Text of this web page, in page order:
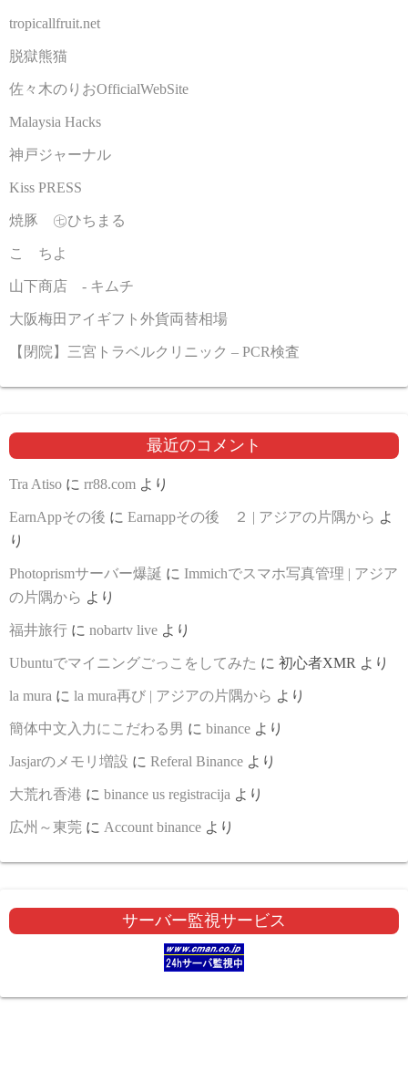
tropicallfruit.net
脱獄熊猫
佐々木のりおOfficialWebSite
Malaysia Hacks
神戸ジャーナル
Kiss PRESS
焼豚 ㊆ひちまる
こゝちよ
山下商店 - キムチ
大阪梅田アイギフト外貨両替相場
【閉院】三宮トラベルクリニック – PCR検査
最近のコメント
Tra Atiso に rr88.com より
EarnAppその後 に Earnappその後 ２ | アジアの片隅から よ
り
Photoprismサーバー爆誕 に Immichでスマホ写真管理 | アジア
の片隅から より
福井旅行 に nobartv live より
Ubuntuでマイニングごっこをしてみた に 初心者XMR より
la mura に la mura再び | アジアの片隅から より
簡体中文入力にこだわる男 に binance より
Jasjarのメモリ増設 に Referal Binance より
大荒れ香港 に binance us registracija より
広州～東莞 に Account binance より
サーバー監視サービス